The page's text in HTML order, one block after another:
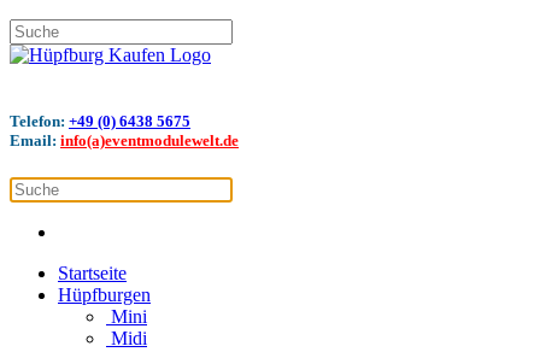
Telefon: +49 (0) 6438 5675
Email: info(a)eventmodulewelt.de
Startseite
Hüpfburgen
Mini
Midi